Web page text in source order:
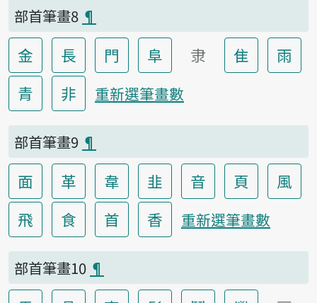
部首筆畫8 ¶
金 長 門 阜 隶 隹
雨
青
非 重新選筆畫數
部首筆畫9 ¶
面 革 韋 韭 音 頁
風
飛
食 首 香 重新選筆畫數
部首筆畫10 ¶